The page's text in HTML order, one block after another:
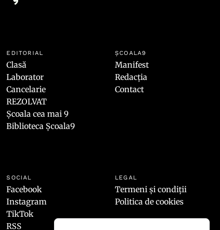
EDITORIAL
Clasă
Laborator
Cancelarie
REZOLVAT
Școala cea mai 9
Biblioteca Școala9
ȘCOALA9
Manifest
Redacția
Contact
SOCIAL
Facebook
Instagram
TikTok
RSS
LEGAL
Termeni și condiții
Politica de cookies